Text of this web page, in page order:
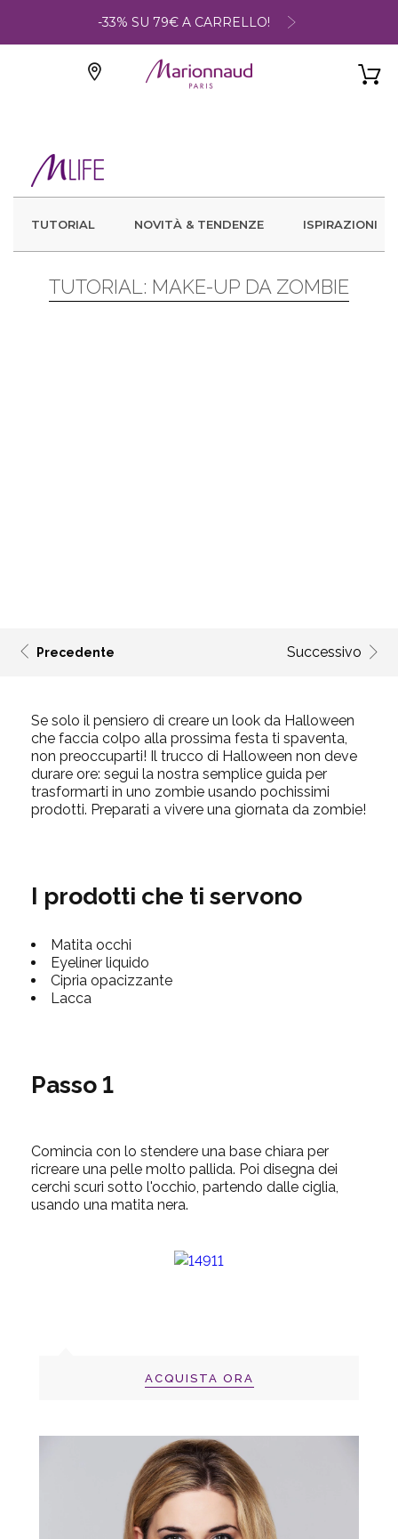
-33% SU 79€ A CARRELLO!
TUTORIAL NOVITÀ & TENDENZE ISPIRAZIONI
TUTORIAL: MAKE-UP DA ZOMBIE
Precedente Successivo
Se solo il pensiero di creare un look da Halloween
che faccia colpo alla prossima festa ti spaventa,
non preoccuparti! Il trucco di Halloween non deve
durare ore: segui la nostra semplice guida per
trasformarti in uno zombie usando pochissimi
prodotti. Preparati a vivere una giornata da zombie!
I prodotti che ti servono
Matita occhi
Eyeliner liquido
Cipria opacizzante
Lacca
Passo 1
Comincia con lo stendere una base chiara per
ricreare una pelle molto pallida. Poi disegna dei
cerchi scuri sotto l'occhio, partendo dalle ciglia,
usando una matita nera.
ACQUISTA ORA